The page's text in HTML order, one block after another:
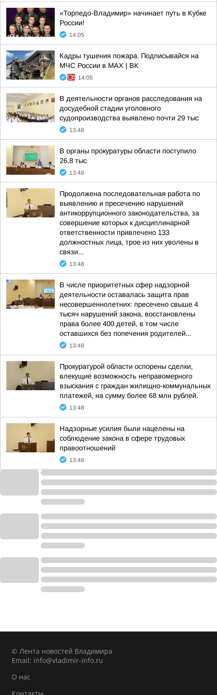
«Торпедо-Владимир» начинает путь в Кубке
России!
14:05
Кадры тушения пожара. Подписывайся на
МЧС России в MAX | ВК
14:05
В деятельности органов расследования на
досудебной стадии уголовного
судопроизводства выявлено почти 29 тыс
13:48
В органы прокуратуры области поступило
26,8 тыс
13:48
Продолжена последовательная работа по
выявлению и пресечению нарушений
антикоррупционного законодательства, за
совершение которых к дисциплинарной
ответственности привлечено 133
должностных лица, трое из них уволены в
связи...
13:48
В числе приоритетных сфер надзорной
деятельности оставалась защита прав
несовершеннолетних: пресечено свыше 4
тысяч нарушений закона, восстановлены
права более 400 детей, в том числе
оставшихся без попечения родителей...
13:48
Прокуратурой области оспорены сделки,
влекущие возможность неправомерного
взыскания с граждан жилищно-коммунальных
платежей, на сумму более 68 млн рублей.
13:48
Надзорные усилия были нацелены на
соблюдение закона в сфере трудовых
правоотношений
13:48
© Лента новостей Владимира
Email: info@vladimir-info.ru
О нас